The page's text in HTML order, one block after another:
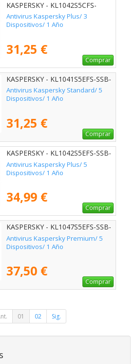
KASPERSKY - KL1042S5CFS-
MSBES
Antivirus Kaspersky Plus/ 3
Dispositivos/ 1 Año
31,25 €
Comprar
KASPERSKY - KL1041S5EFS-SSB-
ES
Antivirus Kaspersky Standard/ 5
Dispositivos/ 1 Año
31,25 €
Comprar
KASPERSKY - KL1042S5EFS-SSB-
ES
Antivirus Kaspersky Plus/ 5
Dispositivos/ 1 Año
34,99 €
Comprar
KASPERSKY - KL1047S5EFS-SSB-
ES
Antivirus Kaspersky Premium/ 5
Dispositivos/ 1 Año
37,50 €
Comprar
01 02 Sig.